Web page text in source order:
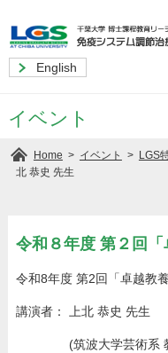
English
イベント
Home > イベント > LGS
北 恭史 先生
令和８年度 第２回
令和8年度 第2回「卓越教
講演者： 上北 恭史 先生
(筑波大学芸術系